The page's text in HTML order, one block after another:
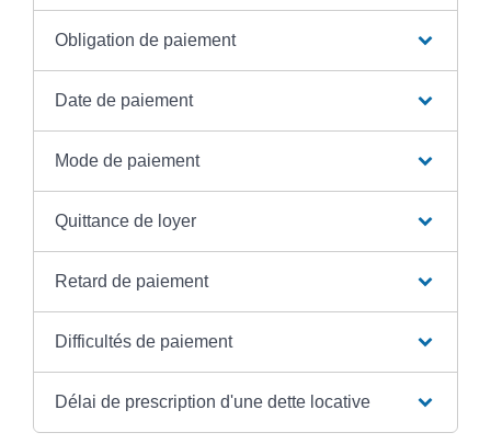
Obligation de paiement
Date de paiement
Mode de paiement
Quittance de loyer
Retard de paiement
Difficultés de paiement
Délai de prescription d'une dette locative